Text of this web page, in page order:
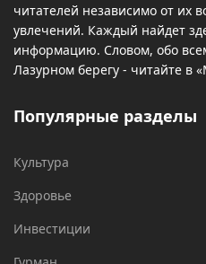
читателей независимо от их
увлечений. Каждый найдет
информацию. Словом, обо
Лазурном берегу - читайте в
Популярные разделы
Культура
Здоровье
Инвестиции